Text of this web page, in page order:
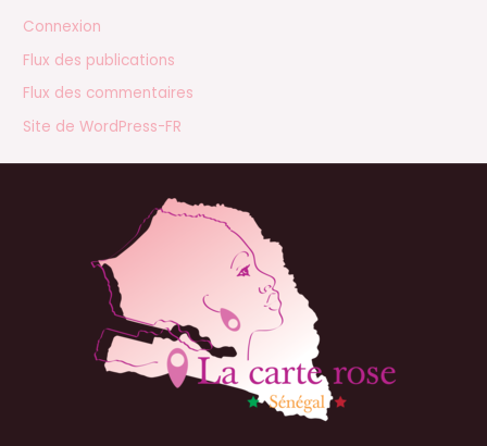
Connexion
Flux des publications
Flux des commentaires
Site de WordPress-FR